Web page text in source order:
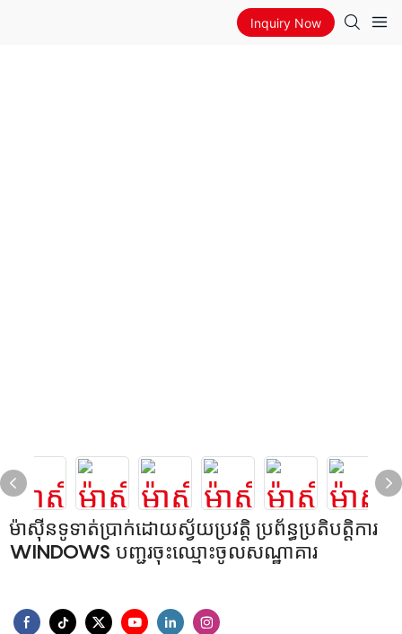
Inquiry Now
ម៉ាស៊ីនទូទាត់ប្រាក់ដោយស្វ័យប្រវត្តិ ប្រព័ន្ធប្រតិបត្តិការ
WINDOWS បញ្ជរចុះឈ្មោះចូលសណ្ឋាគារ